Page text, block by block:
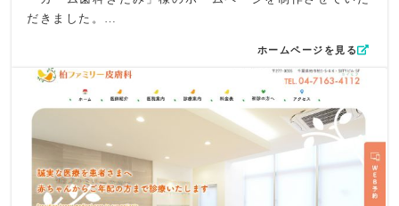
明示し、幅広いニーズに応える構成としています。
で見せることで、クリニックの雰囲気を“動き”として体感
できるよう工夫。スマートフォンでもスムーズに操作でき
るレイアウトで、世代を問わず快適に閲覧できるデザイン
を実現しています。
SEO対策では、「福岡市東区」「千早駅」「皮膚科」「泌
尿器科」「アレルギー科」などの地域・診療キーワードを
自然に配置し、検索エンジンでの地域認知を強化しまし
た。メタディスクリプションにはクリニックの丁寧な診療
だきました。
「地域に密着した医療」をホームページでしっかりと伝え
ています。
茶色とベージュのカラーリングで、柔らかいホームページ
の色味を出しており、所々の丸みを入れているところでも
親しみやすさや優しさを印象づけています。
構成としては、地域の方にしっかりと情報を届けられるよ
うに設計しています。
ホームページを見る